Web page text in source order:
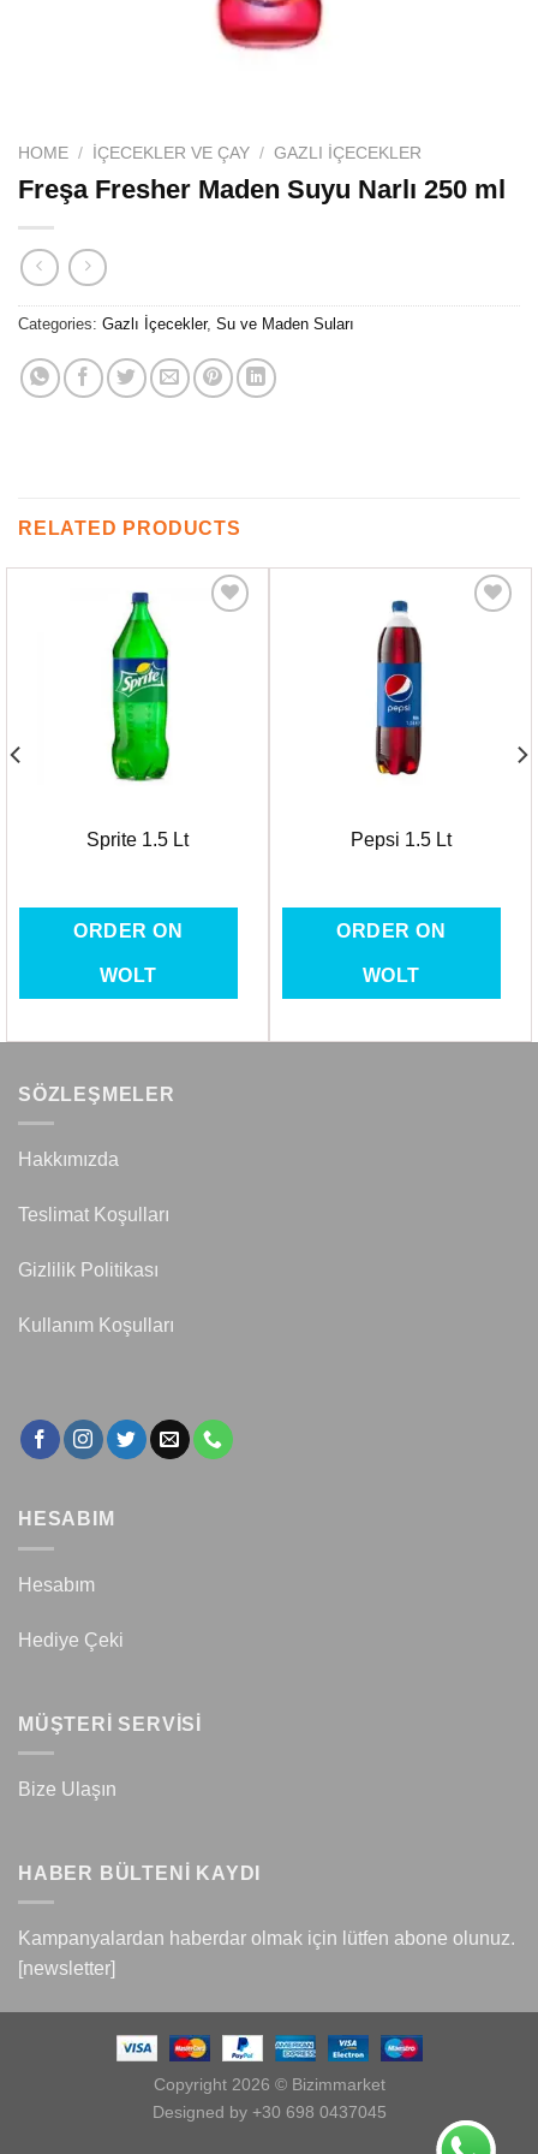
HOME / İÇECEKLER VE ÇAY / GAZLI İÇECEKLER
Freşa Fresher Maden Suyu Narlı 250 ml
Categories: Gazlı İçecekler, Su ve Maden Suları
RELATED PRODUCTS
Sprite 1.5 Lt
ORDER ON
WOLT
Pepsi 1.5 Lt
ORDER ON
WOLT
SÖZLEŞMELER
Hakkımızda
Teslimat Koşulları
Gizlilik Politikası
Kullanım Koşulları
HESABIM
Hesabım
Hediye Çeki
MÜŞTERİ SERVİSİ
Bize Ulaşın
HABER BÜLTENİ KAYDI
Kampanyalardan haberdar olmak için lütfen abone olunuz.
[newsletter]
Copyright 2026 © Bizimmarket
Designed by +30 698 0437045